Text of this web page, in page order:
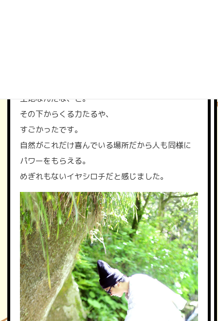
土地なんだな、と。
その下からくる力たるや、
すごかったです。
自然がこれだけ喜んでいる場所だから人も同様に
パワーをもらえる。
めぎれもないイヤシロチだと感じました。